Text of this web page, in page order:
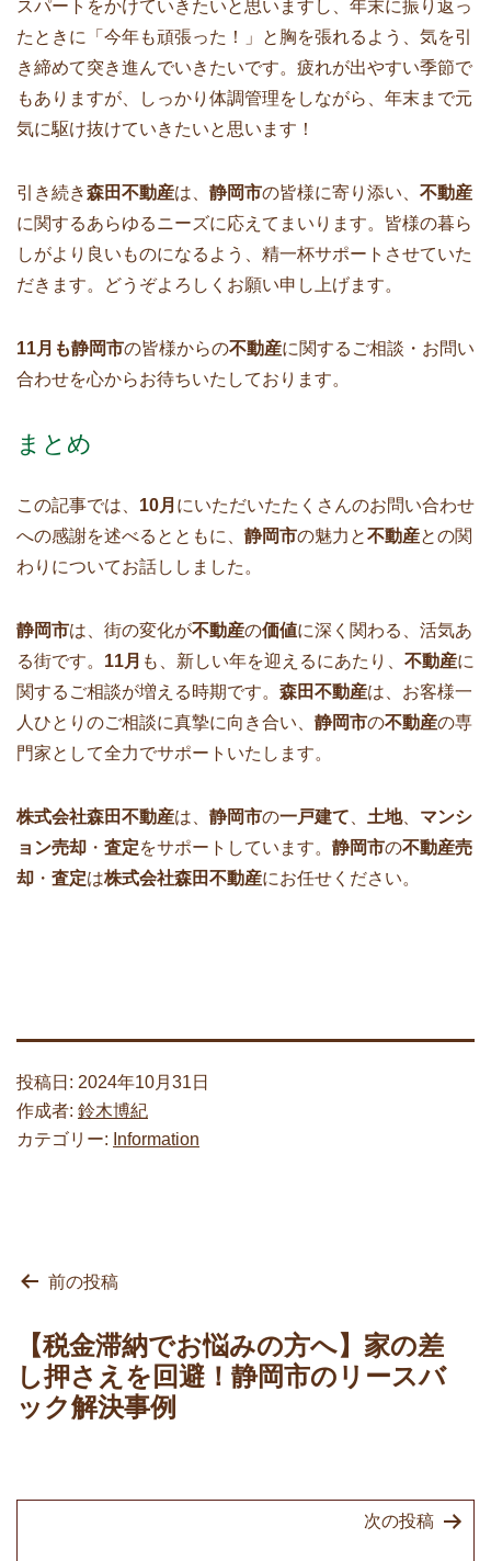
スパートをかけていきたいと思いますし、年末に振り返っ
たときに「今年も頑張った！」と胸を張れるよう、気を引
き締めて突き進んでいきたいです。疲れが出やすい季節で
もありますが、しっかり体調管理をしながら、年末まで元
気に駆け抜けていきたいと思います！
引き続き森田不動産は、 静岡市の皆様に寄り添い、 不動産
に関するあらゆるニーズに応えてまいります。皆様の暮ら
しがより良いものになるよう、精一杯サポートさせていた
だきます。どうぞよろしくお願い申し上げます。
11月も静岡市の皆様からの不動産に関するご相談・お問い
合わせを心からお待ちいたしております。
まとめ
この記事では、 10月 にいただいたたくさんのお問い合わせ
への感謝を述べるとともに、 静岡市の魅力と不動産との関
わりについてお話ししました。
静岡市は、街の変化が不動産の価値に深く関わる、活気あ
る街です。 11月 も、新しい年を迎えるにあたり、 不動産に
関するご相談が増える時期です。 森田不動産は、お客様一
人ひとりのご相談に真摯に向き合い、 静岡市の不動産の専
門家として全力でサポートいたします。
株式会社森田不動産は、 静岡市の一戸建て 土地、 マンシ
ョン売却 ・ 査定をサポートしています。 静岡市の不動産売
却 ・ 査定は株式会社森田不動産にお任せください。
投稿日: 2024年10月31日
作成者: 鈴木博紀
カテゴリー: Information
投
ナ
ビ
ゲ
ョ
前の投稿
【税金滞納でお悩みの方へ】家の差
し押さえを回避！静岡市のリースバ
ック解決事例
次の投稿